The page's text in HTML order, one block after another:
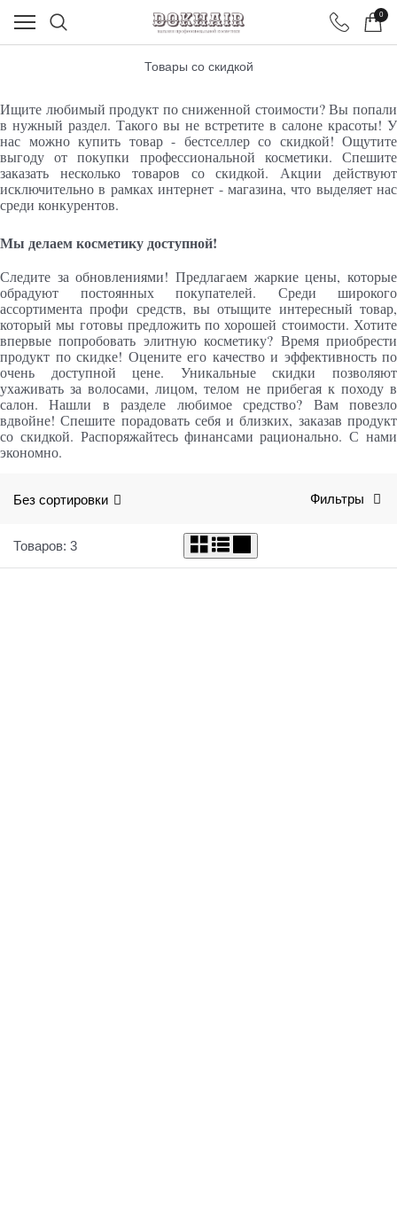
0
Товары со скидкой
Ищите любимый продукт по сниженной стоимости? Вы попали
в нужный раздел. Такого вы не встретите в салоне красоты! У
нас можно купить товар - бестселлер со скидкой! Ощутите
выгоду от покупки профессиональной косметики. Спешите
заказать несколько товаров со скидкой. Акции действуют
исключительно в рамках интернет - магазина, что выделяет нас
среди конкурентов.
Мы делаем косметику доступной!
Следите за обновлениями! Предлагаем жаркие цены, которые
обрадуют постоянных покупателей. Среди широкого
ассортимента профи средств, вы отыщите интересный товар,
который мы готовы предложить по хорошей стоимости. Хотите
впервые попробовать элитную косметику? Время приобрести
продукт по скидке! Оцените его качество и эффективность по
очень доступной цене. Уникальные скидки позволяют
ухаживать за волосами, лицом, телом не прибегая к походу в
салон. Нашли в разделе любимое средство? Вам повезло
вдвойне! Спешите порадовать себя и близких, заказав продукт
со скидкой. Распоряжайтесь финансами рационально. С нами
экономно.
Без сортировки Фильтры
Товаров: 3